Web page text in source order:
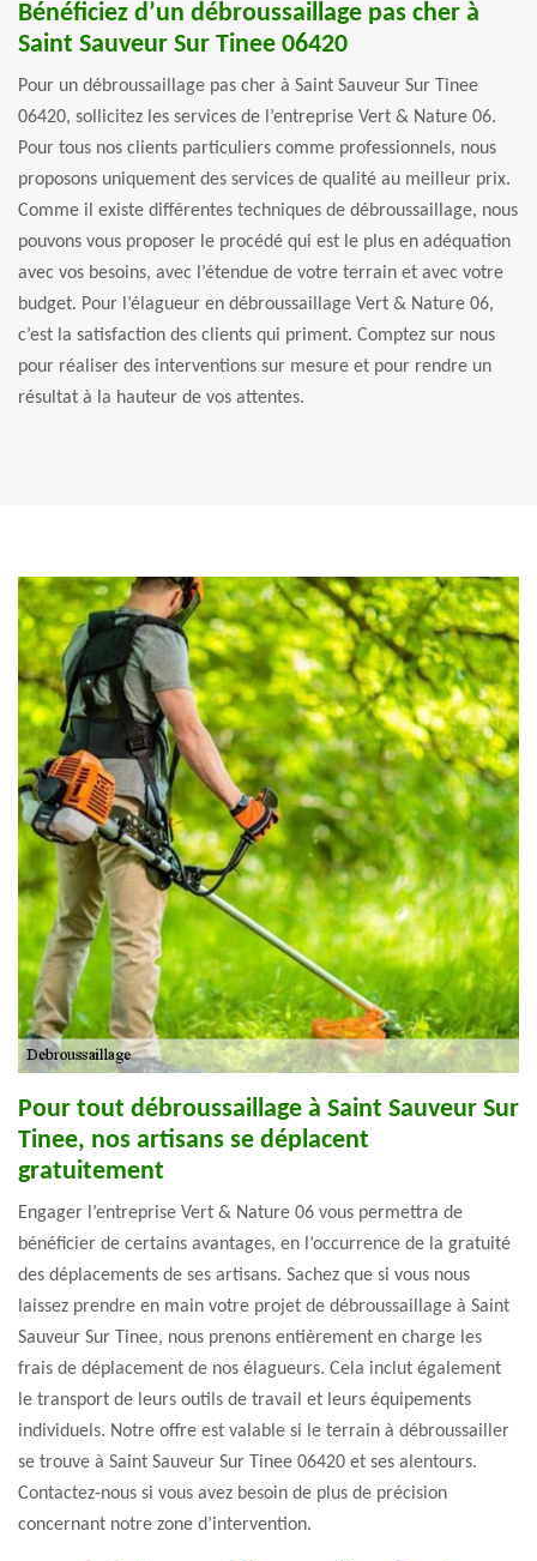
Bénéficiez d’un débroussaillage pas cher à
Saint Sauveur Sur Tinee 06420
Pour un débroussaillage pas cher à Saint Sauveur Sur Tinee
06420, sollicitez les services de l’entreprise Vert & Nature 06.
Pour tous nos clients particuliers comme professionnels, nous
proposons uniquement des services de qualité au meilleur prix.
Comme il existe différentes techniques de débroussaillage, nous
pouvons vous proposer le procédé qui est le plus en adéquation
avec vos besoins, avec l’étendue de votre terrain et avec votre
budget. Pour l’élagueur en débroussaillage Vert & Nature 06,
c’est la satisfaction des clients qui priment. Comptez sur nous
pour réaliser des interventions sur mesure et pour rendre un
résultat à la hauteur de vos attentes.
Pour tout débroussaillage à Saint Sauveur Sur
Tinee, nos artisans se déplacent
gratuitement
Engager l’entreprise Vert & Nature 06 vous permettra de
bénéficier de certains avantages, en l’occurrence de la gratuité
des déplacements de ses artisans. Sachez que si vous nous
laissez prendre en main votre projet de débroussaillage à Saint
Sauveur Sur Tinee, nous prenons entièrement en charge les
frais de déplacement de nos élagueurs. Cela inclut également
le transport de leurs outils de travail et leurs équipements
individuels. Notre offre est valable si le terrain à débroussailler
se trouve à Saint Sauveur Sur Tinee 06420 et ses alentours.
Contactez-nous si vous avez besoin de plus de précision
concernant notre zone d’intervention.